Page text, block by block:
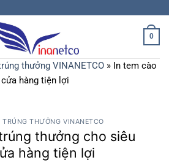
0
thưởng VINANETCO » In tem cào
hàng tiện lợi
TRÚNG THƯỞNG VINANETCO
thưởng cho siêu
hàng tiện lợi